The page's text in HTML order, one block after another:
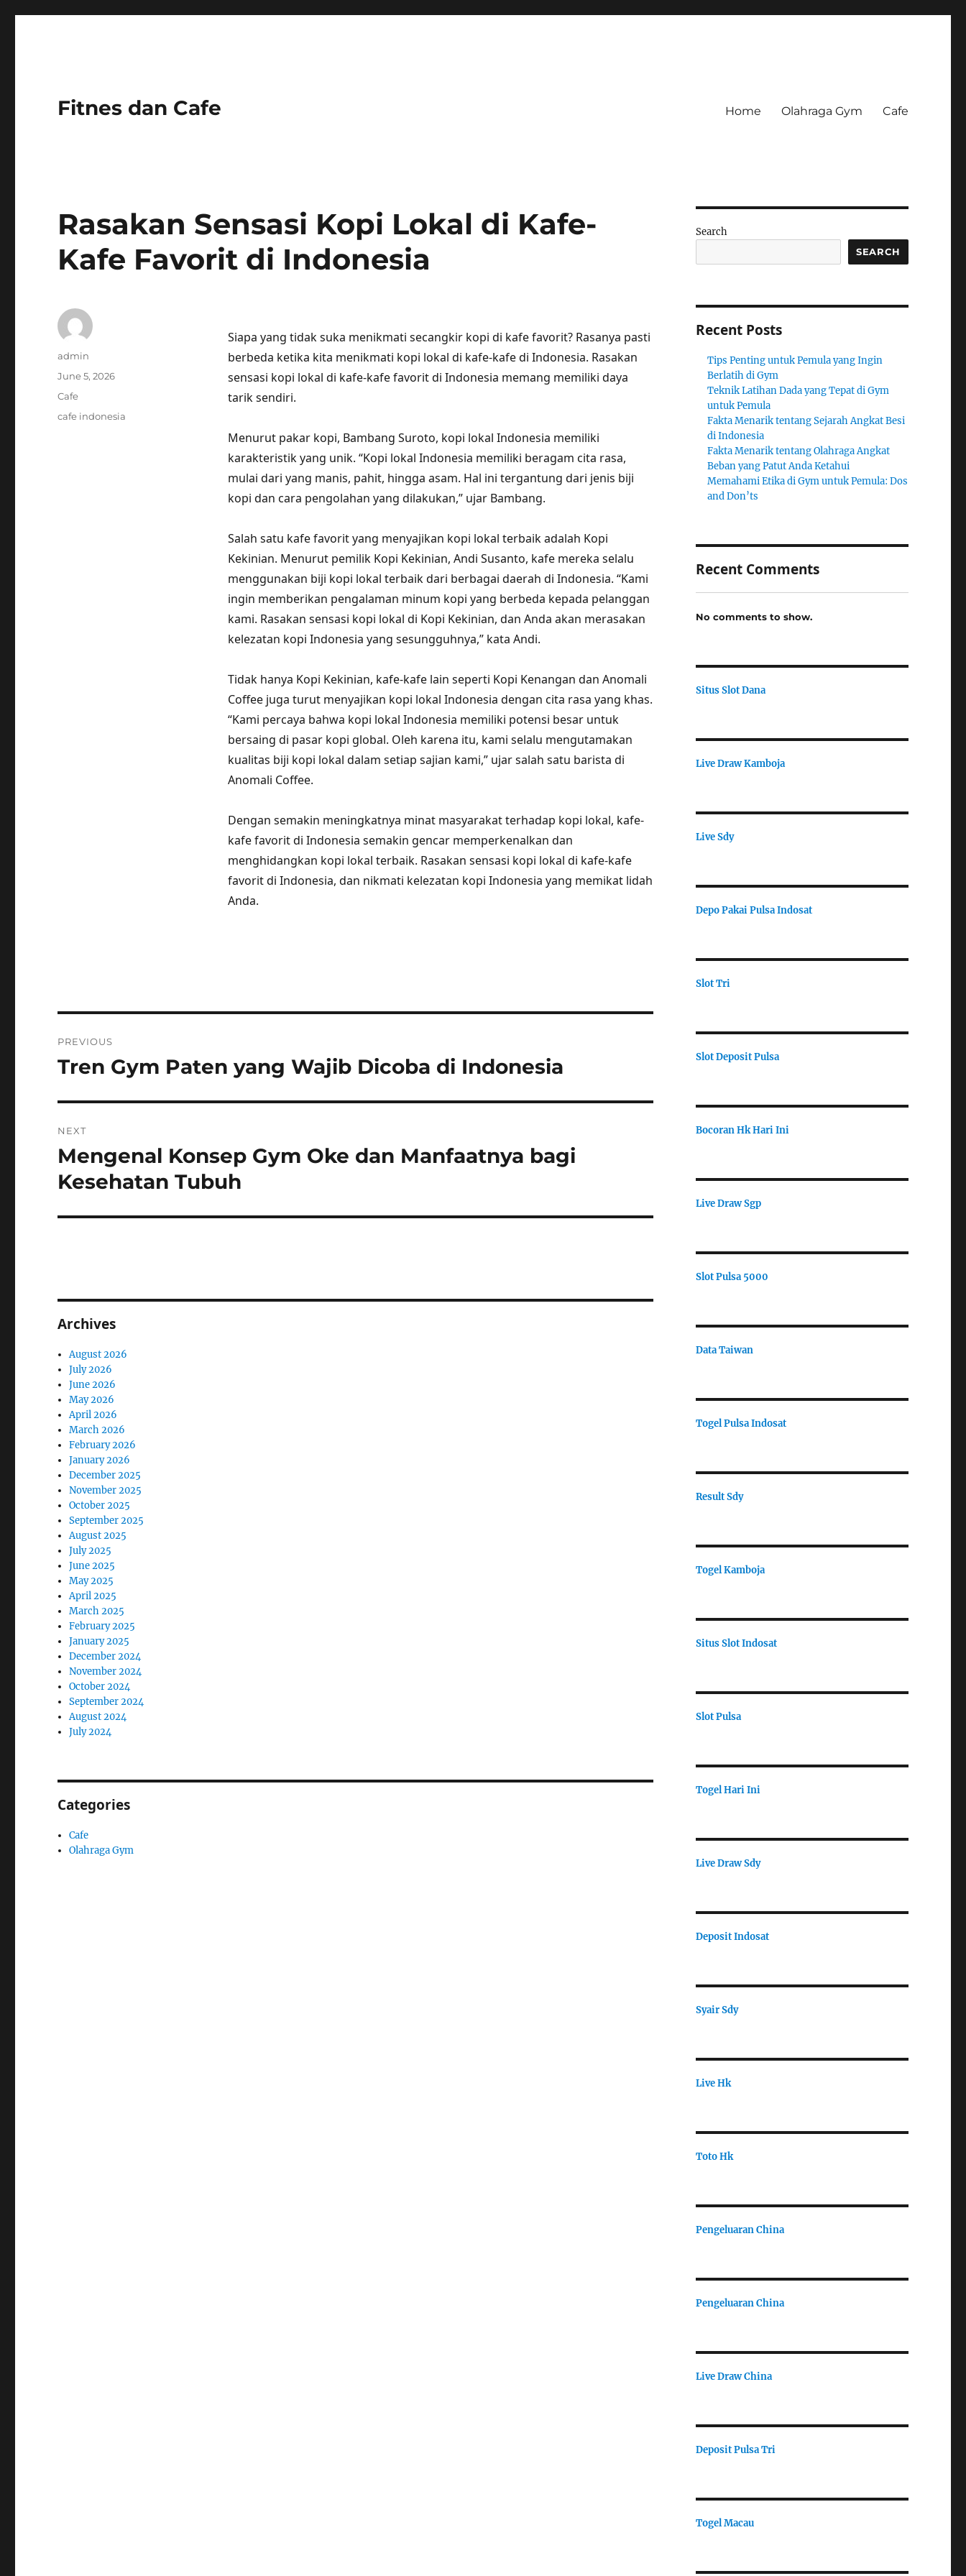
Fitnes dan Cafe Home Olahraga Gym Cafe
Rasakan Sensasi Kopi Lokal di Kafe-
Kafe Favorit di Indonesia
Siapa yang tidak suka menikmati secangkir kopi di kafe favorit? Rasanya pasti
berbeda ketika kita menikmati kopi lokal di kafe-kafe di Indonesia. Rasakan
sensasi kopi lokal di kafe-kafe favorit di Indonesia memang memiliki daya
tarik sendiri.
Menurut pakar kopi, Bambang Suroto, kopi lokal Indonesia memiliki
karakteristik yang unik. “Kopi lokal Indonesia memiliki beragam cita rasa,
mulai dari yang manis, pahit, hingga asam. Hal ini tergantung dari jenis biji
kopi dan cara pengolahan yang dilakukan,” ujar Bambang.
Salah satu kafe favorit yang menyajikan kopi lokal terbaik adalah Kopi
Kekinian. Menurut pemilik Kopi Kekinian, Andi Susanto, kafe mereka selalu
menggunakan biji kopi lokal terbaik dari berbagai daerah di Indonesia. “Kami
ingin memberikan pengalaman minum kopi yang berbeda kepada pelanggan
kami. Rasakan sensasi kopi lokal di Kopi Kekinian, dan Anda akan merasakan
kelezatan kopi Indonesia yang sesungguhnya,” kata Andi.
Tidak hanya Kopi Kekinian, kafe-kafe lain seperti Kopi Kenangan dan Anomali
Coffee juga turut menyajikan kopi lokal Indonesia dengan cita rasa yang khas.
“Kami percaya bahwa kopi lokal Indonesia memiliki potensi besar untuk
bersaing di pasar kopi global. Oleh karena itu, kami selalu mengutamakan
kualitas biji kopi lokal dalam setiap sajian kami,” ujar salah satu barista di
Anomali Coffee.
Dengan semakin meningkatnya minat masyarakat terhadap kopi lokal, kafe-
kafe favorit di Indonesia semakin gencar memperkenalkan dan
menghidangkan kopi lokal terbaik. Rasakan sensasi kopi lokal di kafe-kafe
favorit di Indonesia, dan nikmati kelezatan kopi Indonesia yang memikat lidah
Anda.
Author
admin
Posted
June 5, 2026
Categories
Cafe
Tags
cafe indonesia
navigation
PREVIOUS
Previous
Tren Gym Paten yang Wajib Dicoba di Indonesia
NEXT
Next
post:
Mengenal Konsep Gym Oke dan Manfaatnya bagi
Kesehatan Tubuh
Archives
August 2026
July 2026
June 2026
May 2026
April 2026
March 2026
February 2026
January 2026
December 2025
November 2025
October 2025
September 2025
August 2025
July 2025
June 2025
May 2025
April 2025
March 2025
February 2025
January 2025
December 2024
November 2024
October 2024
September 2024
August 2024
July 2024
Categories
Cafe
Olahraga Gym
Search
SEARCH
Recent Posts
Tips Penting untuk Pemula yang Ingin
Berlatih di Gym
Teknik Latihan Dada yang Tepat di Gym
untuk Pemula
Fakta Menarik tentang Sejarah Angkat Besi
di Indonesia
Fakta Menarik tentang Olahraga Angkat
Beban yang Patut Anda Ketahui
Memahami Etika di Gym untuk Pemula: Dos
and Don’ts
Recent Comments
No comments to show.
Situs Slot Dana
Live Draw Kamboja
Live Sdy
Depo Pakai Pulsa Indosat
Slot Tri
Slot Deposit Pulsa
Bocoran Hk Hari Ini
Live Draw Sgp
Slot Pulsa 5000
Data Taiwan
Togel Pulsa Indosat
Result Sdy
Togel Kamboja
Situs Slot Indosat
Slot Pulsa
Togel Hari Ini
Live Draw Sdy
Deposit Indosat
Syair Sdy
Live Hk
Toto Hk
Pengeluaran China
Pengeluaran China
Live Draw China
Deposit Pulsa Tri
Togel Macau